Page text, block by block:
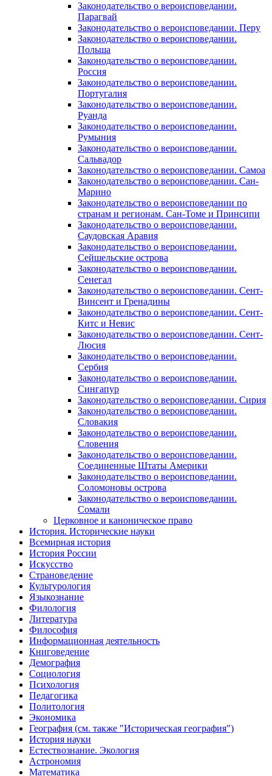
Законодательство о вероисповедании.
Парагвай
Законодательство о вероисповедании. Перу
Законодательство о вероисповедании.
Польша
Законодательство о вероисповедании.
Россия
Законодательство о вероисповедании.
Португалия
Законодательство о вероисповедании.
Руанда
Законодательство о вероисповедании.
Румыния
Законодательство о вероисповедании.
Сальвадор
Законодательство о вероисповедании. Самоа
Законодательство о вероисповедании. Сан-
Марино
Законодательство о вероисповедании по
странам и регионам. Сан-Томе и Принсипи
Законодательство о вероисповедании.
Саудовская Аравия
Законодательство о вероисповедании.
Сейшельские острова
Законодательство о вероисповедании.
Сенегал
Законодательство о вероисповедании. Сент-
Винсент и Гренадины
Законодательство о вероисповедании. Сент-
Китс и Невис
Законодательство о вероисповедании. Сент-
Люсия
Законодательство о вероисповедании.
Сербия
Законодательство о вероисповедании.
Сингапур
Законодательство о вероисповедании. Сирия
Законодательство о вероисповедании.
Словакия
Законодательство о вероисповедании.
Словения
Законодательство о вероисповедании.
Соединенные Штаты Америки
Законодательство о вероисповедании.
Соломоновы острова
Законодательство о вероисповедании.
Сомали
Церковное и каноническое право
История. Исторические науки
Всемирная история
История России
Искусство
Страноведение
Культурология
Языкознание
Филология
Литература
Философия
Информационная деятельность
Книговедение
Демография
Социология
Психология
Педагогика
Политология
Экономика
География (см. также "Историческая география")
История науки
Естествознание. Экология
Астрономия
Математика